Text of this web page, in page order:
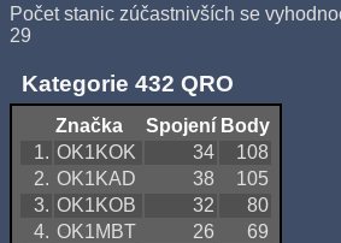
Počet stanic zúčastnivších se
29
Kategorie 432 QRO
Značka Spojení Body
1. OK1KOK 34
108
2. OK1KAD 38
105
3. OK1KOB 32
80
4. OK1MBT 26
69